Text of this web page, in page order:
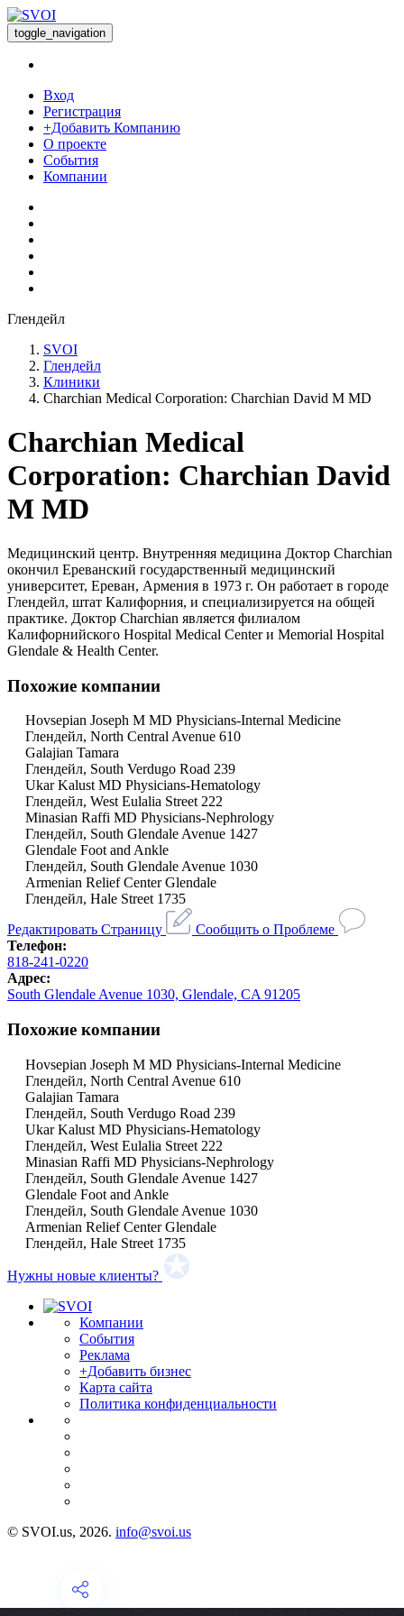
toggle_navigation
Вход
Регистрация
+Добавить Компанию
О проекте
События
Компании
Глендейл
SVOI
Глендейл
Клиники
Charchian Medical Corporation: Charchian David M MD
Charchian Medical
Corporation: Charchian David
M MD
Медицинский центр. Внутренняя медицина Доктор Charchian
окончил Ереванский государственный медицинский
университет, Ереван, Армения в 1973 г. Он работает в городе
Глендейл, штат Калифорния, и специализируется на общей
практике. Доктор Charchian является филиалом
Калифорнийского Hospital Medical Center и Memorial Hospital
Glendale & Health Center.
Похожие компании
Hovsepian Joseph M MD Physicians-Internal Medicine
Глендейл, North Central Avenue 610
Galajian Tamara
Глендейл, South Verdugo Road 239
Ukar Kalust MD Physicians-Hematology
Глендейл, West Eulalia Street 222
Minasian Raffi MD Physicians-Nephrology
Глендейл, South Glendale Avenue 1427
Glendale Foot and Ankle
Глендейл, South Glendale Avenue 1030
Armenian Relief Center Glendale
Глендейл, Hale Street 1735
Редактировать Страницу
Сообщить о Проблеме
Телефон:
818-241-0220
Адрес:
South Glendale Avenue 1030, Glendale, CA 91205
Похожие компании
Hovsepian Joseph M MD Physicians-Internal Medicine
Глендейл, North Central Avenue 610
Galajian Tamara
Глендейл, South Verdugo Road 239
Ukar Kalust MD Physicians-Hematology
Глендейл, West Eulalia Street 222
Minasian Raffi MD Physicians-Nephrology
Глендейл, South Glendale Avenue 1427
Glendale Foot and Ankle
Глендейл, South Glendale Avenue 1030
Armenian Relief Center Glendale
Глендейл, Hale Street 1735
Нужны новые клиенты?
Компании
События
Реклама
+Добавить бизнес
Карта сайта
Политика конфиденциальности
© SVOI.us, 2026. info@svoi.us